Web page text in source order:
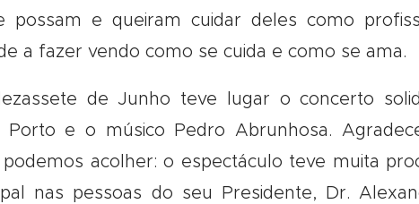
possam e queiram cuidar deles como
a fazer vendo como se cuida e como se ama.
de Junho teve lugar o concerto
Porto e o músico Pedro Abrunhosa.
acolher: o espectáculo teve muita
nas pessoas do seu Presidente, Dr.